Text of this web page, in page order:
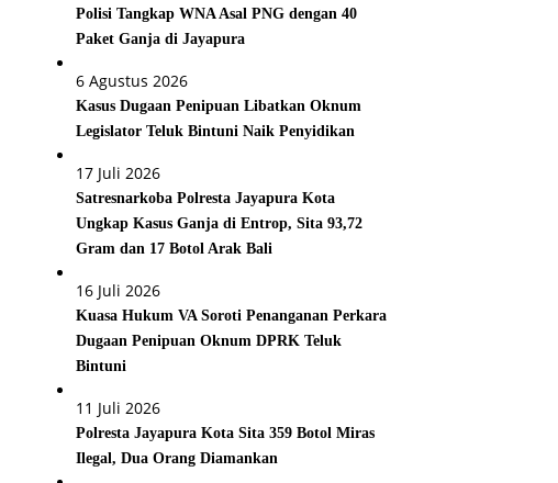
Polisi Tangkap WNA Asal PNG dengan 40
Paket Ganja di Jayapura
6 Agustus 2026
Kasus Dugaan Penipuan Libatkan Oknum
Legislator Teluk Bintuni Naik Penyidikan
17 Juli 2026
Satresnarkoba Polresta Jayapura Kota
Ungkap Kasus Ganja di Entrop, Sita 93,72
Gram dan 17 Botol Arak Bali
16 Juli 2026
Kuasa Hukum VA Soroti Penanganan Perkara
Dugaan Penipuan Oknum DPRK Teluk
Bintuni
11 Juli 2026
Polresta Jayapura Kota Sita 359 Botol Miras
Ilegal, Dua Orang Diamankan